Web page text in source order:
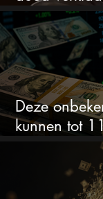
springlevend
Deze
kunnen tot
(één springt